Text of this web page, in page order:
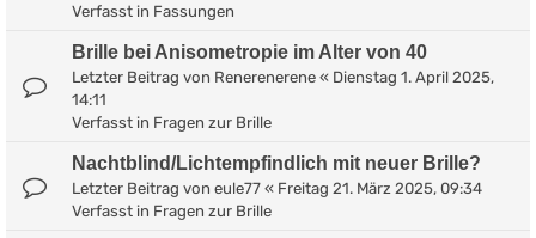
Verfasst in Fassungen
Brille bei Anisometropie im Alter von 40
Letzter Beitrag von Renerenerene « Dienstag 1. April 2025,
14:11
Verfasst in Fragen zur Brille
Nachtblind/Lichtempfindlich mit neuer Brille?
Letzter Beitrag von eule77 « Freitag 21. März 2025, 09:34
Verfasst in Fragen zur Brille